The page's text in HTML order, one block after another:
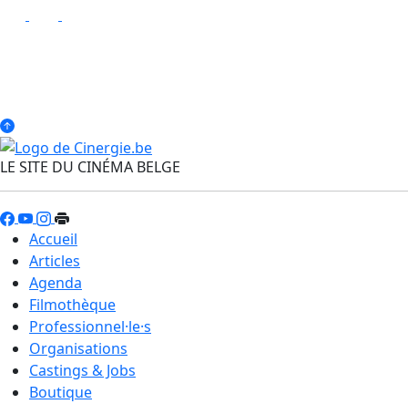
LE SITE DU CINÉMA BELGE
Accueil
Articles
Agenda
Filmothèque
Professionnel·le·s
Organisations
Castings & Jobs
Boutique